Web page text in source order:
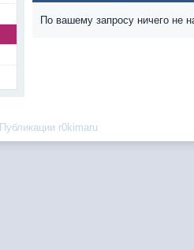
По вашему запросу ничего не
Публикации r0kimaru